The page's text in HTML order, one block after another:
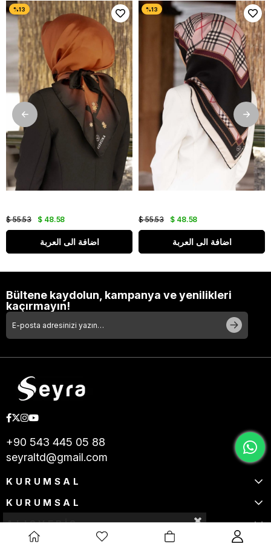
$ 48.58
$ 55.53
اضافة الى العربة
$ 48.58
$ 55.53
اضافة الى العربة
Bültene kaydolun, kampanya ve yenilikleri
kaçırmayın!
+90 543 445 05 88
seyraltd@gmail.com
KURUMSAL
KURUMSAL
ALIŞVERİŞ